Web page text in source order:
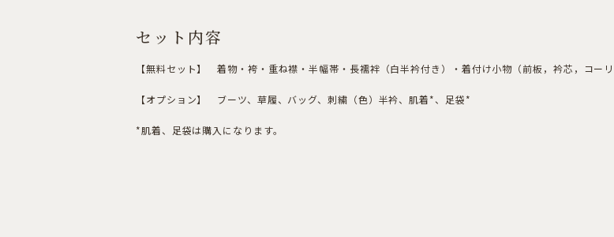
セット内容
【無料セット】 着物・袴・重ね襟・半幅帯・長襦袢（白半衿付き）・着付け小物（前板，衿芯，コー
【オプション】 ブーツ、草履、バッグ、刺繍（色）半衿、肌着*、足袋*
*肌着、足袋は購入になります。